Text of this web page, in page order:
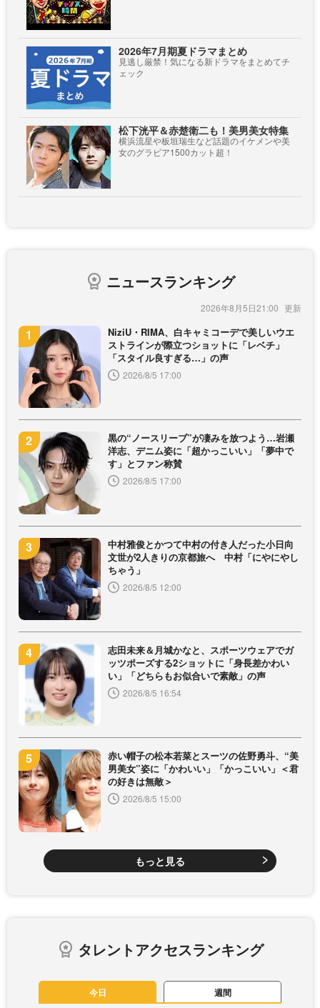
2026年7月期夏ドラマまとめ
見逃し厳禁！気になる新ドラマをまとめてチ
ェック
松下洸平＆赤楚衛二も！美男美女特集
横浜流星や板垣瑞生など話題のイケメンや美
女のグラビア1500カット超！
ニュースランキング
2026年8月5日21:00
NiziU・RIMA、白キャミコーデで美しいウエ
ストラインが際立つショットに「レベチ」
「スタイル良すぎる…」の声
2026/8/5 17:00
黒の“ノースリーブ”が凄みを放つよう…岩瀬
洋志、デニム姿に「超かっこいい」「夢中で
す」とファン称賛
2026/8/5 17:00
中村雅俊とかつて中村の付き人だった小日向
文世が2人きりの京都旅へ 中村「にやにやし
ちゃう」
2026/8/5 12:00
志田未来＆月城かなと、スポーツウェアでガ
ッツポーズする2ショットに「身長差かわい
い」「どちらもお似合いで素敵」の声
2026/8/5 16:54
赤い帽子の松本若菜とスーツの佐野勇斗、“美
男美女”姿に「かわいい」「かっこいい」＜君
の好きは無敵＞
2026/8/5 15:00
もっと見る
タレントアクセスランキング
今日 週間